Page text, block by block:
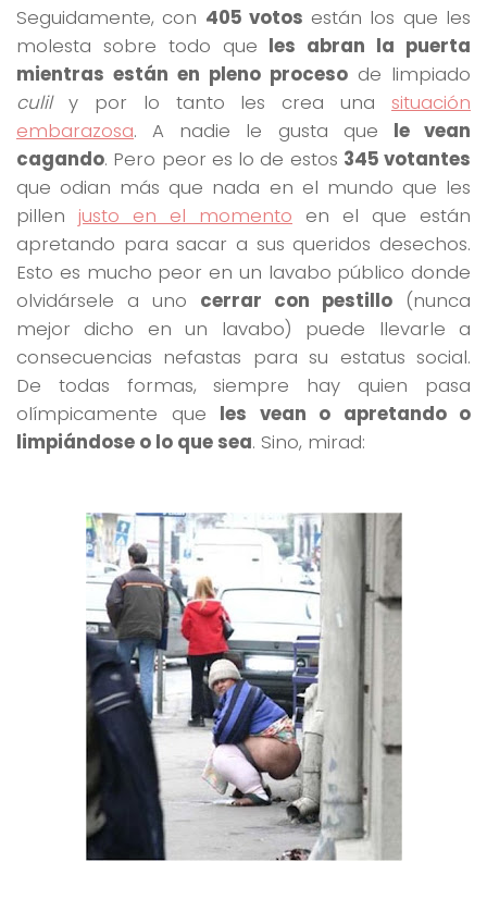
Seguidamente, con 405 votos están los que les
molesta sobre todo que les abran la puerta
mientras están en pleno proceso de limpiado
culily por lo tanto les crea una situación
embarazosa. A nadie le gusta que le vean
cagando. Pero peor es lo de estos 345 votantes
que odian más que nada en el mundo que les
pillen justo en el momento en el que están
apretando para sacar a sus queridos desechos.
Esto es mucho peor en un lavabo público donde
olvidársele a uno cerrar con pestillo (nunca
mejor dicho en un lavabo) puede llevarle a
consecuencias nefastas para su estatus social.
De todas formas, siempre hay quien pasa
olímpicamente que les vean o apretando o
limpiándose o lo que sea. Sino, mirad: